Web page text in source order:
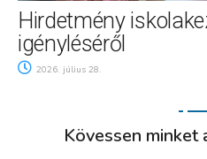
Hirdetmény
igényléséről
2026. július 28.
Kövessen minket